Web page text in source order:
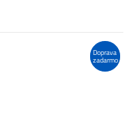
Doprava
zadarmo